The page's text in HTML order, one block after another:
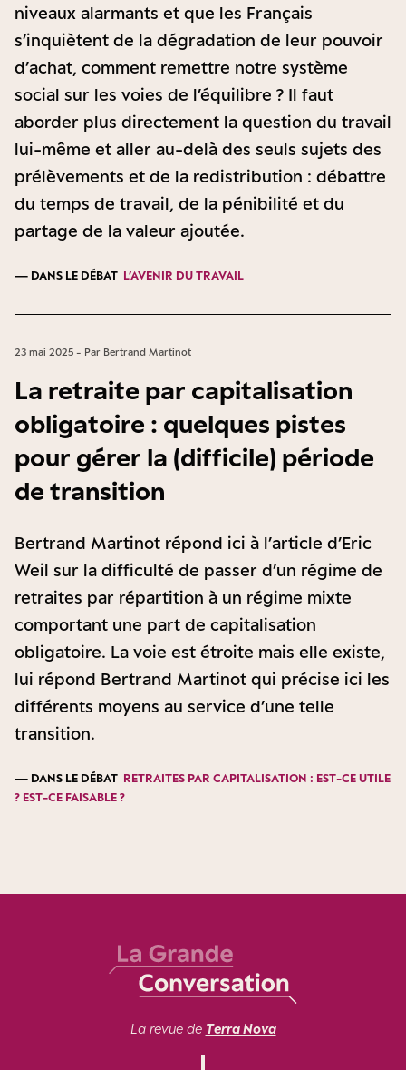
niveaux alarmants et que les Français
s’inquiètent de la dégradation de leur pouvoir
d’achat, comment remettre notre système
social sur les voies de l’équilibre ? Il faut
aborder plus directement la question du travail
lui-même et aller au-delà des seuls sujets des
prélèvements et de la redistribution : débattre
du temps de travail, de la pénibilité et du
partage de la valeur ajoutée.
— DANS LE DÉBAT L’AVENIR DU TRAVAIL
23 mai 2025 - Par Bertrand Martinot
La retraite par capitalisation
obligatoire : quelques pistes
pour gérer la (difficile) période
de transition
Bertrand Martinot répond ici à l’article d’Eric
Weil sur la difficulté de passer d’un régime de
retraites par répartition à un régime mixte
comportant une part de capitalisation
obligatoire. La voie est étroite mais elle existe,
lui répond Bertrand Martinot qui précise ici les
différents moyens au service d’une telle
transition.
— DANS LE DÉBAT RETRAITES PAR CAPITALISATION : EST-CE UTILE
? EST-CE FAISABLE ?
La revue de Terra Nova